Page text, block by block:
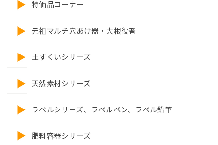
特価品コーナー
元祖マルチ穴あけ器・大根役者
土すくいシリーズ
天然素材シリーズ
ラベルシリーズ、ラベルペン、ラベル鉛筆
肥料容器シリーズ